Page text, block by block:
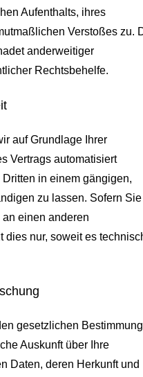
Aufenthalts, ihres
Verstoßes zu.
anderweitiger
Rechtsbehelfe.
auf Grundlage Ihrer
Vertrags automatisiert
in einem gängigen,
zu lassen. Sofern Sie
einen anderen
dies nur, soweit es
gesetzlichen
Auskunft über Ihre
Daten, deren Herkunft und